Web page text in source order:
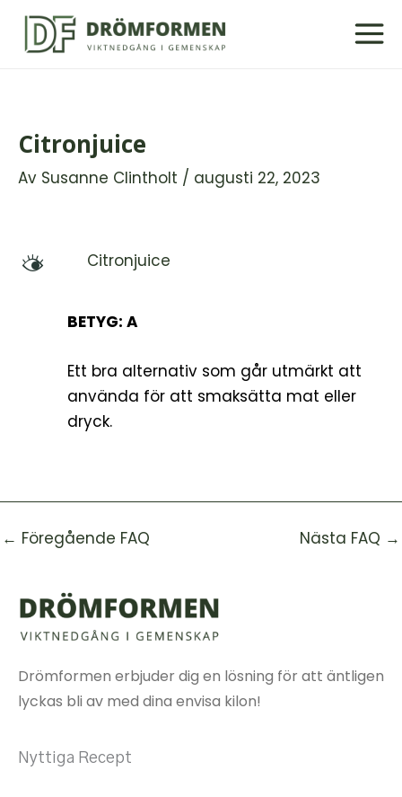
Hoppa
Citronjuice
Av Susanne Clintholt / augusti 22, 2023
M Citronjuice
BETYG: A
Ett bra alternativ som går utmärkt att
använda för att smaksätta mat eller
dryck.
← Föregående FAQ Nästa FAQ →
Drömformen erbjuder dig en lösning för att äntligen
lyckas bli av med dina envisa kilon!
Nyttiga Recept